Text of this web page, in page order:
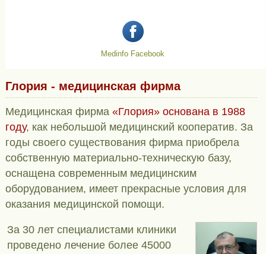
Medinfo Facebook
Глория - медицинская фирма
Медицинская фирма «Глория» основана в 1988
году, как небольшой медицинский кооператив. За
годы своего существования фирма приобрела
собственную материально-техническую базу,
оснащена современным медицинским
оборудованием, имеет прекрасные условия для
оказания медицинской помощи.
За 30 лет специалистами клиники
проведено лечение более 45000